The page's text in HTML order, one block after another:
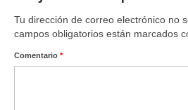
Tu dirección de correo electrónico no
campos obligatorios están marcados
Comentario *